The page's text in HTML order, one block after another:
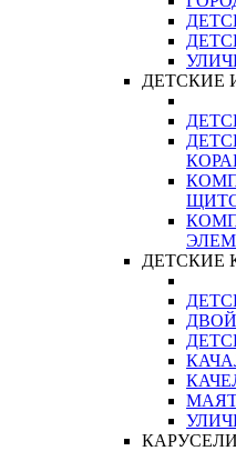
ДЕТСКИЕ
ДЕТСКИЕ